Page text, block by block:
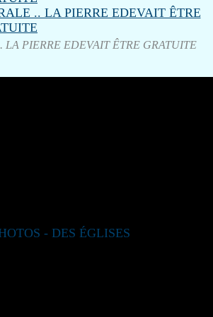
LA PIERRE EDEVAIT ÊTRE GRATUITE